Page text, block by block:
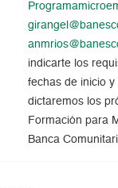
indicarte los
fechas de inicio
dictaremos los
Formación para
Banca